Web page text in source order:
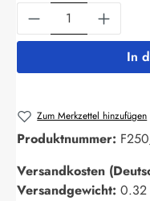
Produkt
In
Zum Merkzettel hinzufügen
Produktnummer:
Versandkosten
Versandgewicht: 0.32